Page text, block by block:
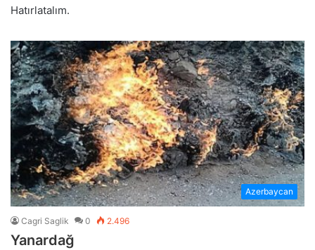
Hatırlatalım.
Azerbaycan
Cagri Saglik 0 2.496
Yanardağ